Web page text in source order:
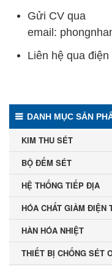
Gửi CV qua
email:
Liên hệ qua điện
DANH MỤC SẢN
KIM THU SÉT
BỘ ĐẾM SÉT
HỆ THỐNG TIẾP ĐỊA
HÓA CHẤT GIẢM ĐIỆN
HÀN HÓA NHIỆT
THIẾT BỊ CHỐNG SÉT